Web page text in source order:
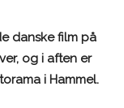
danske film på
og i aften er
i Hammel.